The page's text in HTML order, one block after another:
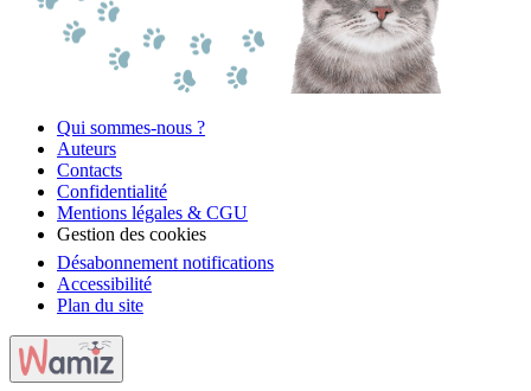
Qui sommes-nous ?
Auteurs
Contacts
Confidentialité
Mentions légales & CGU
Gestion des cookies
Désabonnement notifications
Accessibilité
Plan du site